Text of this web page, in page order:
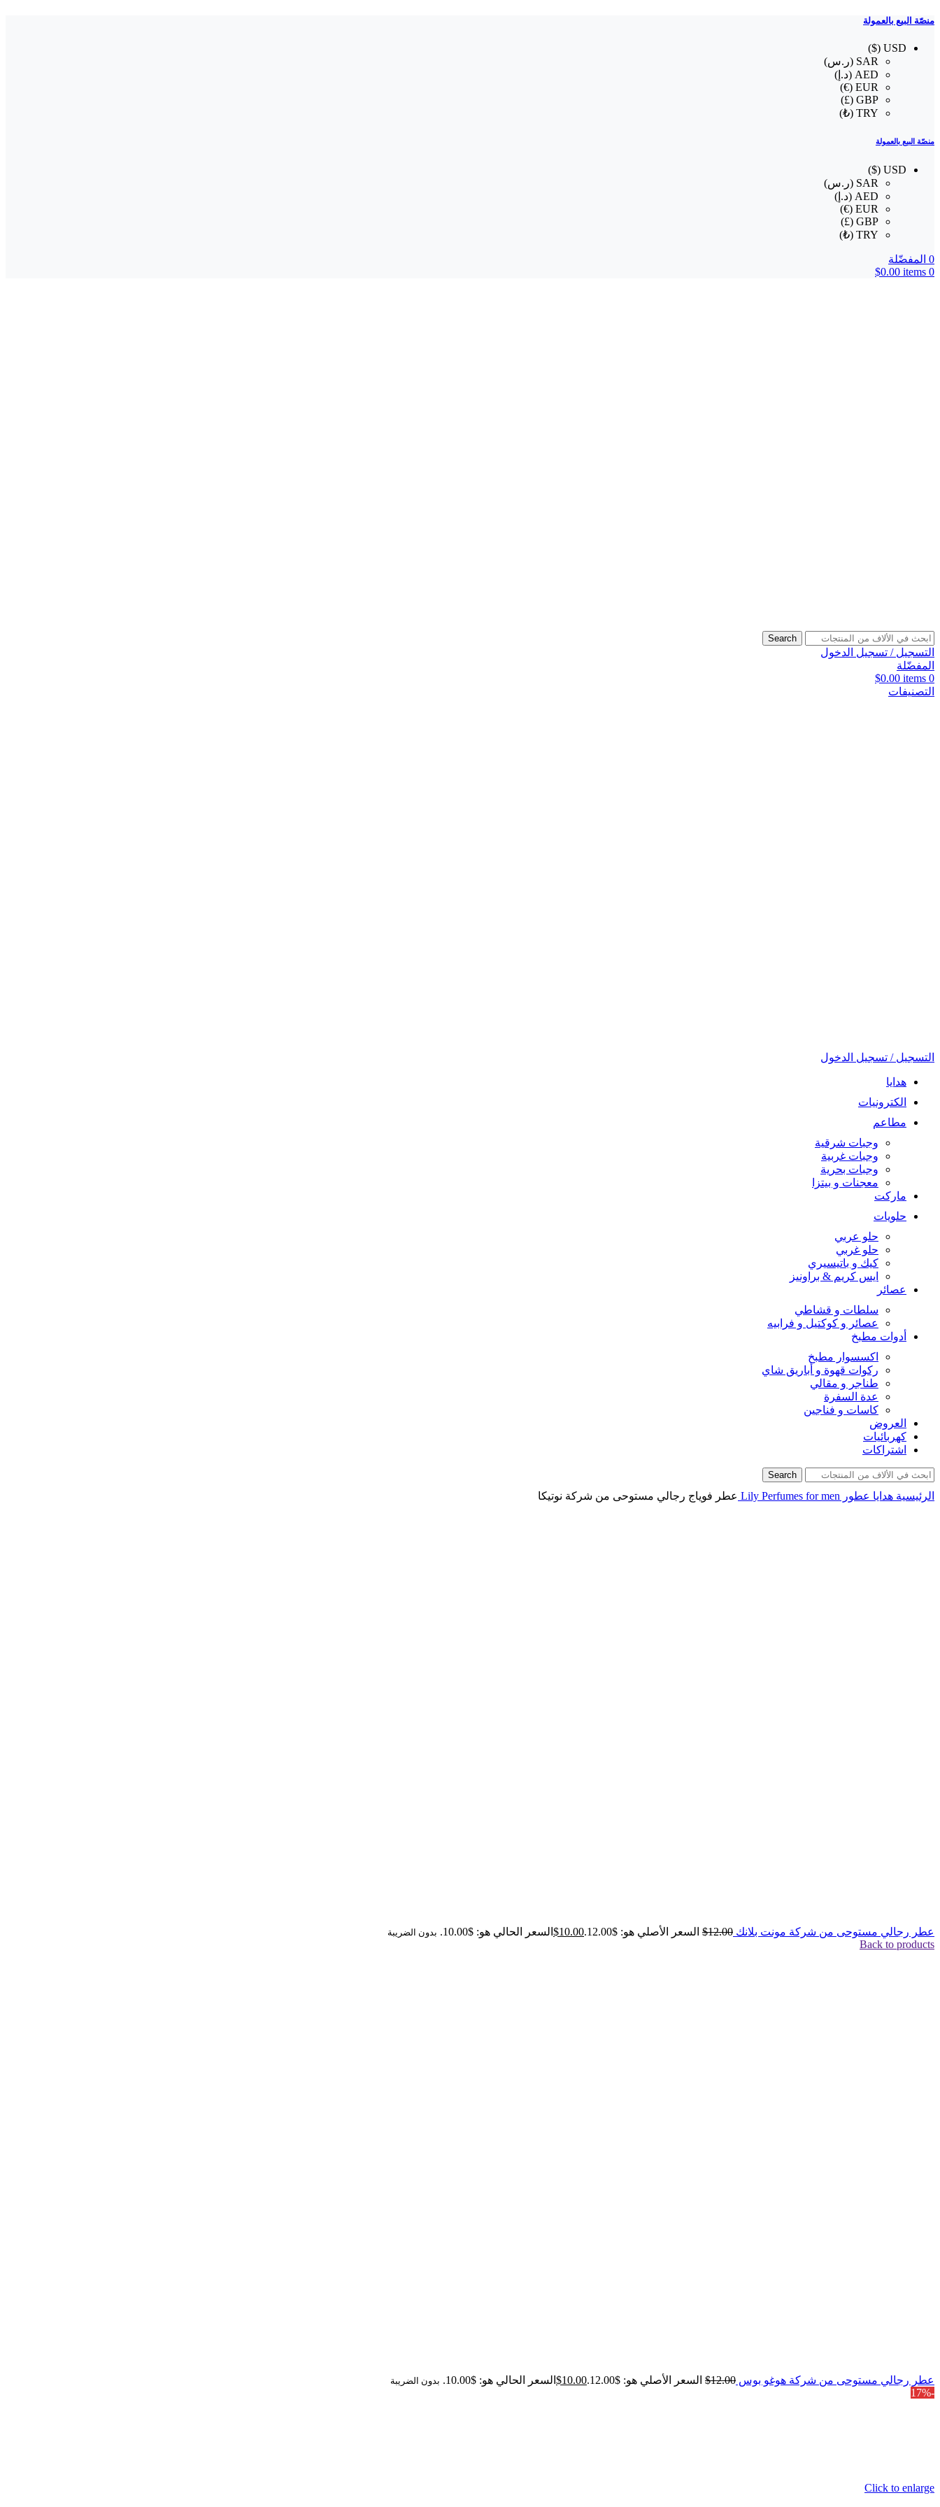
منصّة البيع بالعمولة
USD ($)
SAR (ر.س)
AED (د.إ)
EUR (€)
GBP (£)
TRY (₺)
منصّة البيع بالعمولة
USD ($)
SAR (ر.س)
AED (د.إ)
EUR (€)
GBP (£)
TRY (₺)
0 المفضّلة
0
items
$0.00
Search
التسجيل / تسجيل الدخول
المفضّلة
0
items
$0.00
التصنيفات
التسجيل / تسجيل الدخول
هدايا
الكترونيات
مطاعم
وجبات شرقية
وجبات غربية
وجبات بحرية
معجنات و بيتزا
ماركت
حلويات
حلو عربي
حلو غربي
كيك و باتيسيري
ايس كريم & براونيز
عصائر
سلطات و قشاطي
عصائر و كوكتيل و فرابيه
أدوات مطبخ
اكسسوار مطبخ
ركوات قهوة و أباريق شاي
طناجر و مقالي
عدة السفرة
كاسات و فناجين
العروض
كهربائيات
اشتراكات
Search
الرئيسية هدايا عطور Lily Perfumes for men عطر فوياج رجالي مستوحى من شركة نوتيكا
عطر رجالي مستوحى من شركة مونت بلانك $12.00 السعر الأصلي هو: $12.00. $10.00 السعر الحالي هو: $10.00. بدون الضريبة
Back to products
عطر رجالي مستوحى من شركة هوغو بوس $12.00 السعر الأصلي هو: $12.00. $10.00 السعر الحالي هو: $10.00. بدون الضريبة
-17%
Click to enlarge